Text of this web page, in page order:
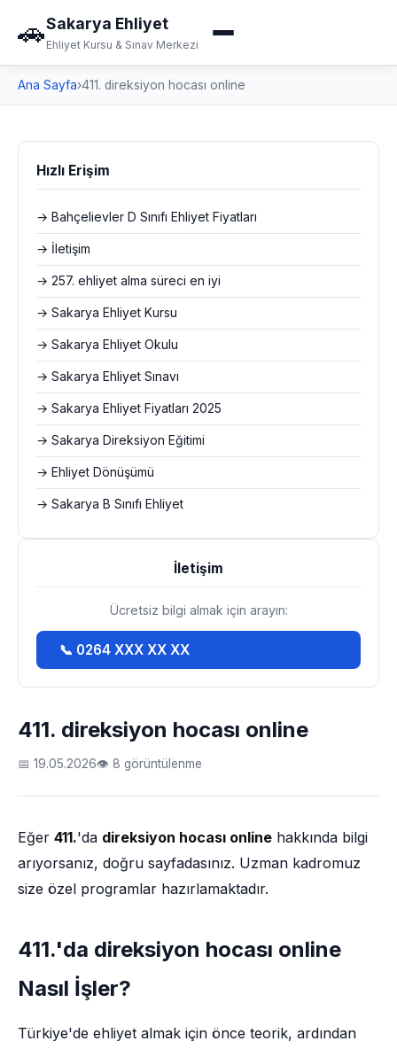
🚗Sakarya Ehliyet
Ehliyet Kursu & Sınav Merkezi
Ana Sayfa›411. direksiyon hocası online
411. direksiyon hocası online
📅 19.05.2026👁 8 görüntülenme
Eğer 411.'da direksiyon hocası online hakkında bilgi
arıyorsanız, doğru sayfadasınız. Uzman kadromuz
size özel programlar hazırlamaktadır.
411.'da direksiyon hocası online
Nasıl İşler?
Türkiye'de ehliyet almak için önce teorik, ardından
Hızlı Erişim
→ Bahçelievler D Sınıfı Ehliyet Fiyatları
→ İletişim
→ 257. ehliyet alma süreci en iyi
→ Sakarya Ehliyet Kursu
→ Sakarya Ehliyet Okulu
→ Sakarya Ehliyet Sınavı
→ Sakarya Ehliyet Fiyatları 2025
→ Sakarya Direksiyon Eğitimi
→ Ehliyet Dönüşümü
→ Sakarya B Sınıfı Ehliyet
İletişim
Ücretsiz bilgi almak için arayın:
📞 0264 XXX XX XX